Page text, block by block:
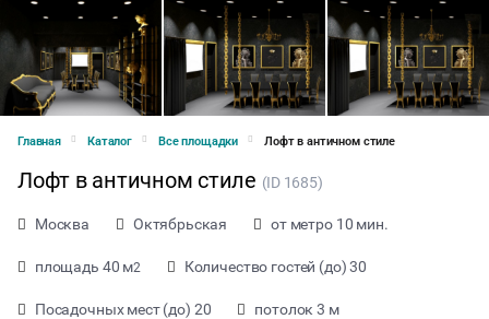
Главная Каталог Все площадки Лофт в античном стиле
Лофт в античном стиле (ID 1685)
Москва Октябрьская от метро 10 мин.
площадь 40 м2 Количество гостей (до) 30
Посадочных мест (до) 20 потолок 3 м